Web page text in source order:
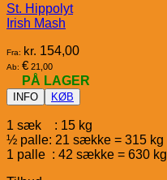
St. Hippolyt
Irish Mash
Fra: kr. 154,00
Ab: € 21,00
PÅ LAGER
INFO KØB
1 sæk : 15 kg
½ palle: 21 sække = 315 kg
1 palle : 42 sække = 630 kg